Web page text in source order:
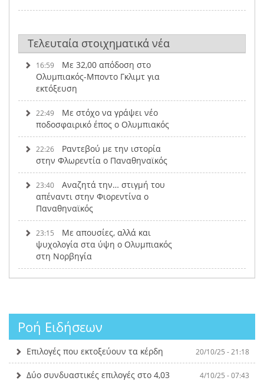
Τελευταία στοιχηματικά νέα
16:59
Με 32,00 απόδοση στο
Ολυμπιακός-Μποντο Γκλιμτ για
εκτόξευση
22:49
Με στόχο να γράψει νέο
ποδοσφαιρικό έπος ο Ολυμπιακός
22:26
Ραντεβού με την ιστορία
στην Φλωρεντία ο Παναθηναϊκός
23:40
Αναζητά την… στιγμή του
απέναντι στην Φιορεντίνα ο
Παναθηναϊκός
23:15
Με απουσίες, αλλά και
ψυχολογία στα ύψη ο Ολυμπιακός
στη Νορβηγία
Ροή Ειδήσεων
Επιλογές που εκτοξεύουν τα κέρδη 20/10/25 - 21:18
Δύο συνδυαστικές επιλογές στο 4,03 4/10/25 - 07:43